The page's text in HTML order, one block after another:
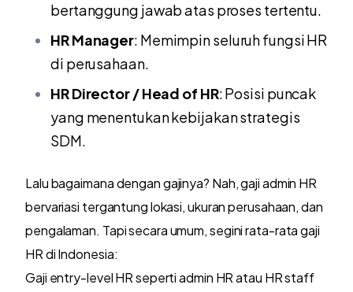
bertanggung jawab atas proses tertentu.
HR Manager: Memimpin seluruh fungsi HR
di perusahaan.
HR Director / Head of HR: Posisi puncak
yang menentukan kebijakan strategis
SDM.
Lalu bagaimana dengan gajinya? Nah, gaji admin HR
bervariasi tergantung lokasi, ukuran perusahaan, dan
pengalaman. Tapi secara umum, segini rata-rata gaji
HR di Indonesia:
Gaji entry-level HR seperti admin HR atau HR staff